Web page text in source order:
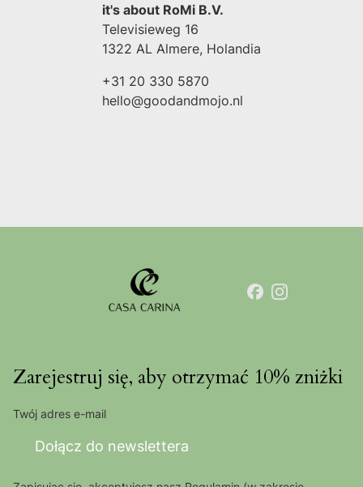
it's about RoMi B.V.
Televisieweg 16
1322 AL Almere, Holandia
+31 20 330 5870
hello@goodandmojo.nl
Zarejestruj się, aby otrzymać 10% zniżki
Twój adres e-mail
Dołącz do newslettera